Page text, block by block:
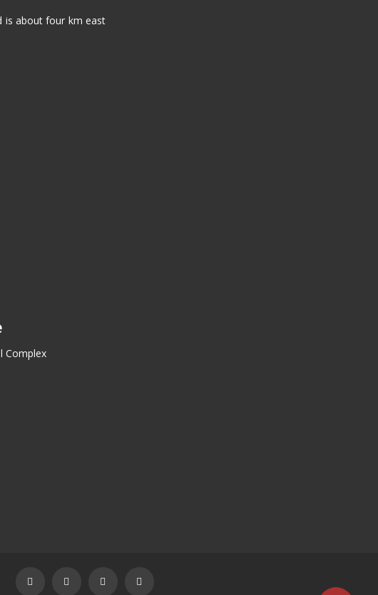
is about four km east
Complex